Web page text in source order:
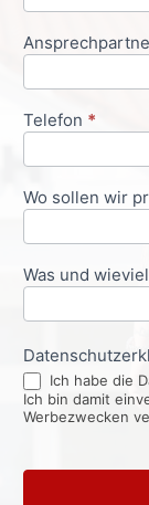
Telefon *
Wo sollen wir
Was und
Ich habe die
Ich bin damit
Werbezwecken